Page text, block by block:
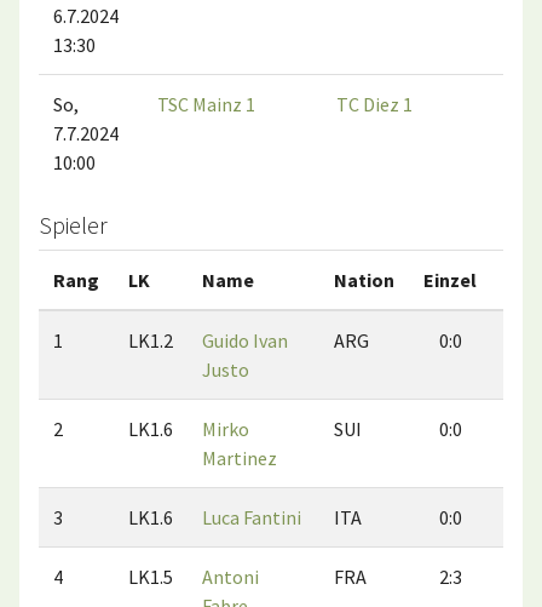
6.7.2024
13:30
So,
7.7.2024
10:00
TSC Mainz 1 TC Diez 1
Spieler
Rang LK Name Nation Einzel
1 LK1.2
Guido Ivan
Justo
ARG 0:0
2 LK1.6
Mirko
Martinez
SUI 0:0
3 LK1.6 Luca Fantini ITA 0:0
4 LK1.5
Antoni
FRA 2:3